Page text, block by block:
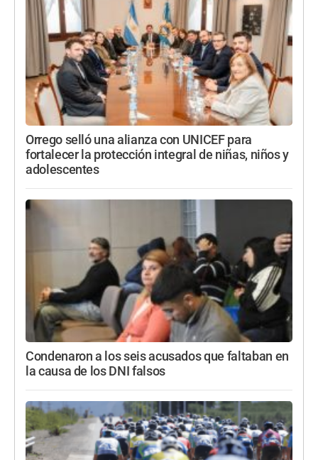
Orrego selló una alianza con UNICEF para
fortalecer la protección integral de niñas, niños y
adolescentes
Condenaron a los seis acusados que faltaban en
la causa de los DNI falsos